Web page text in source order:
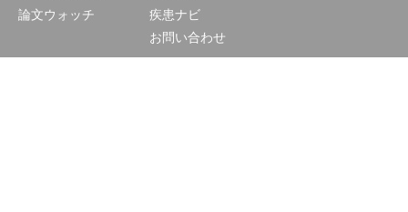
論文ウォッチ
疾患ナビ
お問い合わせ